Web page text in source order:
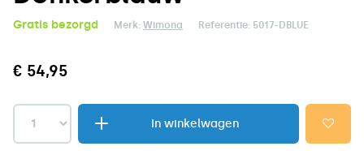
Gratis bezorgd Merk: Wimona Referentie: 5017-DBLUE
€ 54,95
In winkelwagen